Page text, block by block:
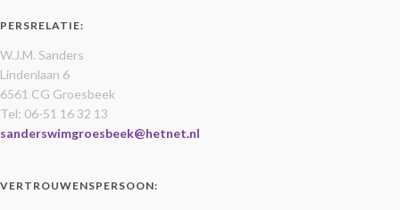
PERSRELATIE:
W.J.M. Sanders
Lindenlaan 6
6561 CG Groesbeek
Tel: 06-51 16 32 13
sanderswimgroesbeek@hetnet.nl
VERTROUWENSPERSOON: